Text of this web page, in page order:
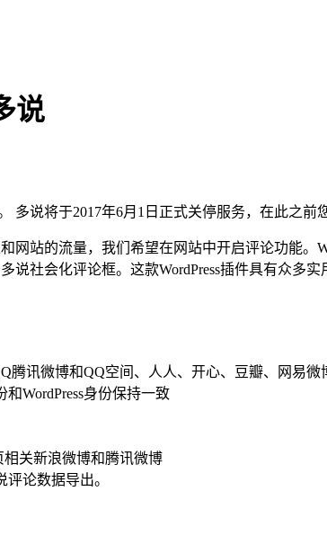
说
说将于2017年6月1日正式关停服务，在此之前
网站的流量，我们希望在网站中开启评论功能。
说社会化评论框。这款WordPress插件具有众多
腾讯微博和QQ空间、人人、开心、豆瓣、网易
WordPress身份保持一致
关新浪微博和腾讯微博
论数据导出。